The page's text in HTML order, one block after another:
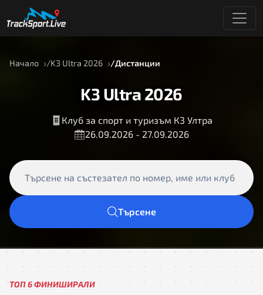
Начало K3 Ultra 2026 Дистанции
K3 Ultra 2026
Клуб за спорт и туризъм К3 Ултра
26.09.2026 - 27.09.2026
Търсене
ТОП 6 ФИНИШИРАЛИ